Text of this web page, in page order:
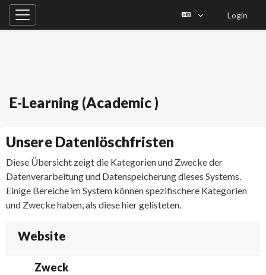
Website-Übersicht
Login
E-Learning (Academic )
Unsere Datenlöschfristen
Diese Übersicht zeigt die Kategorien und Zwecke der
Datenverarbeitung und Datenspeicherung dieses Systems.
Einige Bereiche im System können spezifischere Kategorien
und Zwecke haben, als diese hier gelisteten.
Website
Zweck